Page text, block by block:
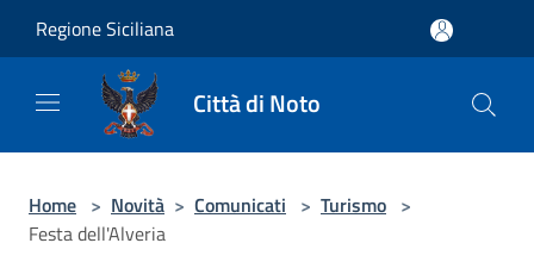
Regione Siciliana
Città di Noto
Home > Novità > Comunicati > Turismo >
Festa dell'Alveria